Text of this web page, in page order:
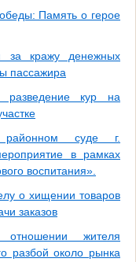
Память о герое
за кражу денежных
пассажира
разведение кур на
районном суде г.
в рамках
воспитания».
о хищении товаров
заказов
жителя
разбой около рынка